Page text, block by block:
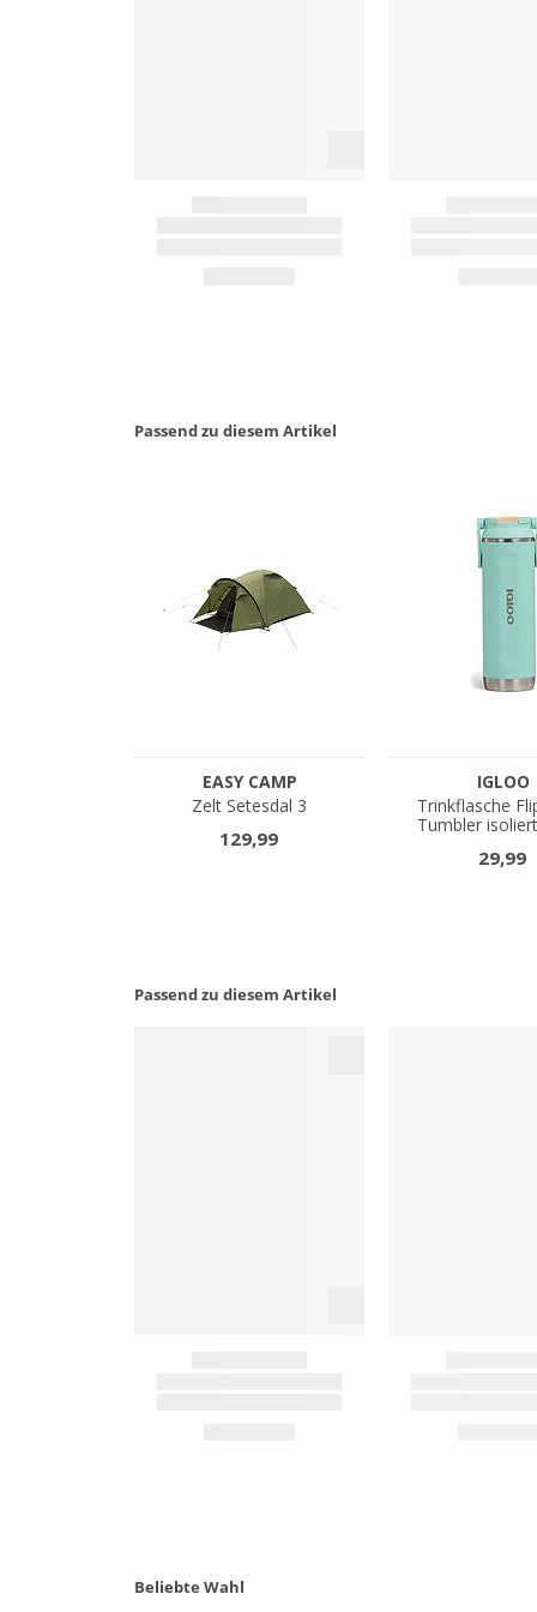
Passend zu diesem Artikel
Passend zu diesem Artikel
Beliebte Wahl